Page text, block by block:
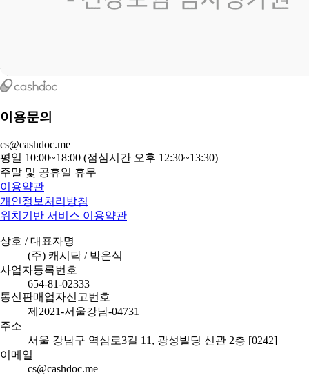
이용문의
cs@cashdoc.me
평일 10:00~18:00 (점심시간 오후 12:30~13:30)
주말 및 공휴일 휴무
이용약관
개인정보처리방침
위치기반 서비스 이용약관
상호 / 대표자명
(주) 캐시닥 / 박은식
사업자등록번호
654-81-02333
통신판매업자신고번호
제2021-서울강남-04731
주소
서울 강남구 역삼로3길 11, 광성빌딩 신관 2층 [0242]
이메일
cs@cashdoc.me